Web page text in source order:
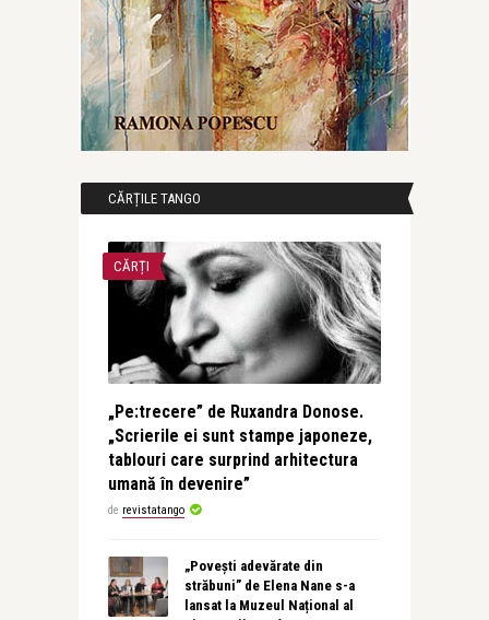
CĂRȚILE TANGO
CĂRȚI
„Pe:trecere” de Ruxandra Donose.
„Scrierile ei sunt stampe japoneze,
tablouri care surprind arhitectura
umană în devenire”
de revistatango
„Povești adevărate din
străbuni” de Elena Nane s-a
lansat la Muzeul Național al